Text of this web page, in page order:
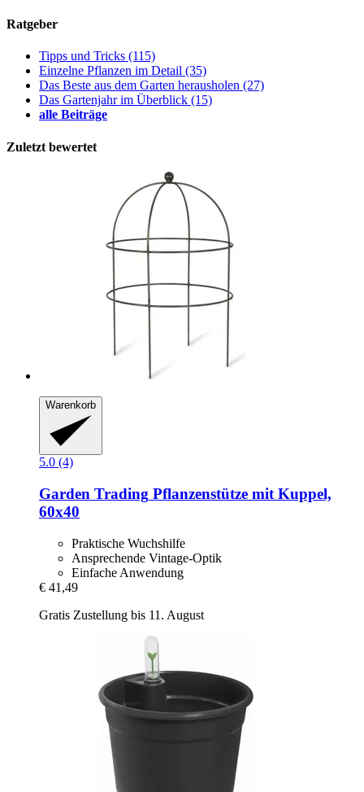
Ratgeber
Tipps und Tricks (115)
Einzelne Pflanzen im Detail (35)
Das Beste aus dem Garten herausholen (27)
Das Gartenjahr im Überblick (15)
alle Beiträge
Zuletzt bewertet
Warenkorb
5.0 (4)
Garden Trading Pflanzenstütze mit Kuppel,
60x40
Praktische Wuchshilfe
Ansprechende Vintage-Optik
Einfache Anwendung
€ 41,49
Gratis Zustellung bis 11. August